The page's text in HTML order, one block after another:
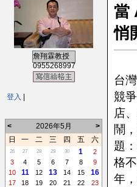
詹翔霖教授
0955268997
登入
< 2026年5月
>
日
一 二 三 四 五 六
26 27 28 29 30 1
2
3
4 5 6 7 8
9
10
11 12 13 14 15 16
17 18 19 20 21 22 23
當
悄
台
競
店
鬧
題
格
年